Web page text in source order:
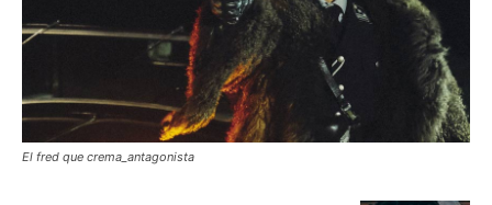
El fred que crema_antagonista